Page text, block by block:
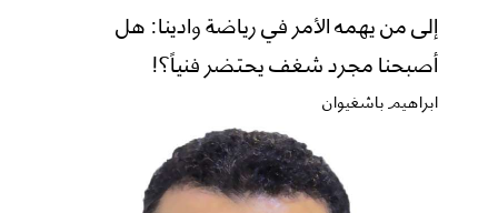
إلى من يهمه الأمر في رياضة وادينا: هل
أصبحنا مجرد شغف يحتضر فنياً؟!
ابراهيم باشغيوان